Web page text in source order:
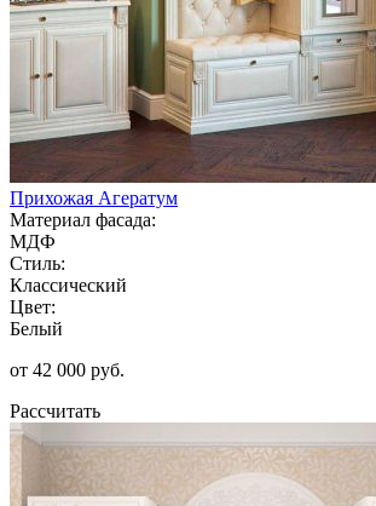
Прихожая Агератум
Материал фасада:
МДФ
Стиль:
Классический
Цвет:
Белый
от 42 000 руб.
Рассчитать